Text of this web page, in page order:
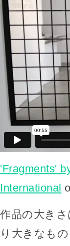
'Fragments'
International
作品の大き
り大きなも